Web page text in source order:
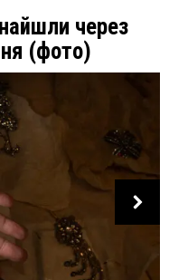
через
(фото)